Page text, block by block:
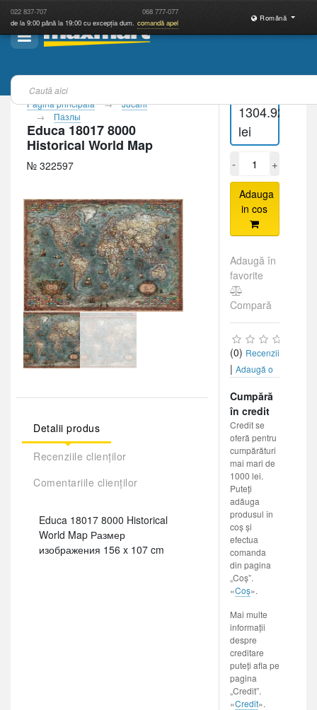
022 837-707 068 777-077
de la 9:00 până la 19:00 cu excepția dum. comandă apel
Română
Pagina principală
Jucării
Пазлы
Educa 18017 8000
Historical World Map
№ 322597
Detalii produs
Recenziile clienților
Comentariile clienților
Educa 18017 8000 Historical
World Map Размер
изображения 156 x 107 cm
1304.92
lei
- +
Adauga
in cos
Adaugă în
favorite
Compară
(0) Recenzii
| Adaugă o
Cumpără
în credit
Credit se
oferă pentru
cumpărături
mai mari de
1000 lei.
Puteți
adăuga
produsul în
coș și
efectua
comanda
din pagina
„Coș”.
«Coș».
Mai multe
informații
despre
creditare
puteți afla pe
pagina
„Credit”.
«Credit».